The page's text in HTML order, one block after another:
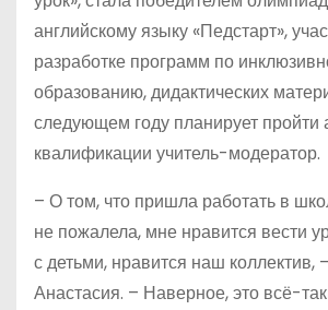
английскому языку «Педстарт»,
разработке программ по
образованию, дидактических
следующем году планирует пройти
квалификации учитель-модератор.
– О том, что пришла работать в
не пожалела, мне нравится вести
с детьми, нравится наш коллектив,
Анастасия. – Наверное, это всё-